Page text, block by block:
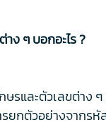
ง ๆ บอกอะไร ?
และตัวเลขต่าง ๆ
ตัวอย่างจากรหัส